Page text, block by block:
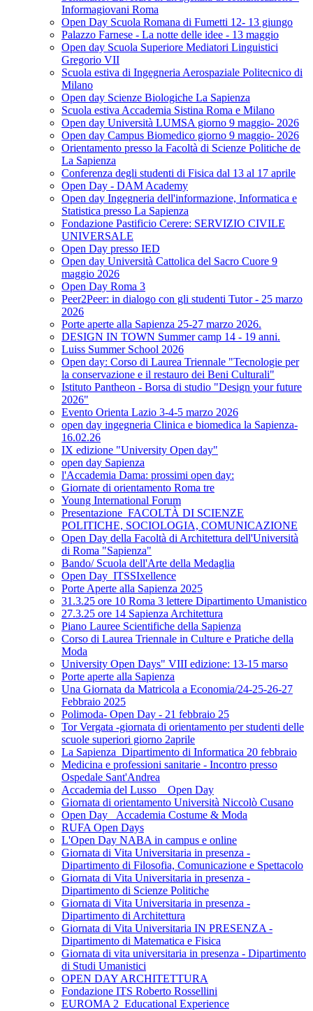
Informagiovani Roma
Open Day Scuola Romana di Fumetti 12- 13 giungo
Palazzo Farnese - La notte delle idee - 13 maggio
Open day Scuola Superiore Mediatori Linguistici
Gregorio VII
Scuola estiva di Ingegneria Aerospaziale Politecnico di
Milano
Open day Scienze Biologiche La Sapienza
Scuola estiva Accademia Sistina Roma e Milano
Open day Università LUMSA giorno 9 maggio- 2026
Open day Campus Biomedico giorno 9 maggio- 2026
Orientamento presso la Facoltà di Scienze Politiche de
La Sapienza
Conferenza degli studenti di Fisica dal 13 al 17 aprile
Open Day - DAM Academy
Open day Ingegneria dell'informazione, Informatica e
Statistica presso La Sapienza
Fondazione Pastificio Cerere: SERVIZIO CIVILE
UNIVERSALE
Open Day presso IED
Open day Università Cattolica del Sacro Cuore 9
maggio 2026
Open Day Roma 3
Peer2Peer: in dialogo con gli studenti Tutor - 25 marzo
2026
Porte aperte alla Sapienza 25-27 marzo 2026.
DESIGN IN TOWN Summer camp 14 - 19 anni.
Luiss Summer School 2026
Open day: Corso di Laurea Triennale "Tecnologie per
la conservazione e il restauro dei Beni Culturali"
Istituto Pantheon - Borsa di studio "Design your future
2026"
Evento Orienta Lazio 3-4-5 marzo 2026
open day ingegneria Clinica e biomedica la Sapienza-
16.02.26
IX edizione "University Open day"
open day Sapienza
l'Accademia Dama: prossimi open day:
Giornate di orientamento Roma tre
Young International Forum
Presentazione_FACOLTÀ DI SCIENZE
POLITICHE, SOCIOLOGIA, COMUNICAZIONE
Open Day della Facoltà di Architettura dell'Università
di Roma "Sapienza"
Bando/ Scuola dell'Arte della Medaglia
Open Day_ITSSIxellence
Porte Aperte alla Sapienza 2025
31.3.25 ore 10 Roma 3 lettere Dipartimento Umanistico
27.3.25 ore 14 Sapienza Architettura
Piano Lauree Scientifiche della Sapienza
Corso di Laurea Triennale in Culture e Pratiche della
Moda
University Open Days" VIII edizione: 13-15 marso
Porte aperte alla Sapienza
Una Giornata da Matricola a Economia/24-25-26-27
Febbraio 2025
Polimoda- Open Day - 21 febbraio 25
Tor Vergata -giornata di orientamento per studenti delle
scuole superiori giorno 2aprile
La Sapienza_Dipartimento di Informatica 20 febbraio
Medicina e professioni sanitarie - Incontro presso
Ospedale Sant'Andrea
Accademia del Lusso _ Open Day
Giornata di orientamento Università Niccolò Cusano
Open Day _Accademia Costume & Moda
RUFA Open Days
L'Open Day NABA in campus e online
Giornata di Vita Universitaria in presenza -
Dipartimento di Filosofia, Comunicazione e Spettacolo
Giornata di Vita Universitaria in presenza -
Dipartimento di Scienze Politiche
Giornata di Vita Universitaria in presenza -
Dipartimento di Architettura
Giornata di Vita Universitaria IN PRESENZA -
Dipartimento di Matematica e Fisica
Giornata di vita universitaria in presenza - Dipartimento
di Studi Umanistici
OPEN DAY ARCHITETTURA
Fondazione ITS Roberto Rossellini
EUROMA 2_Educational Experience